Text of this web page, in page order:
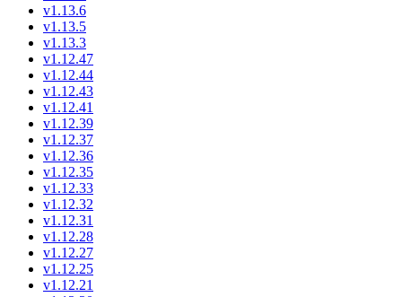
v1.13.6
v1.13.5
v1.13.3
v1.12.47
v1.12.44
v1.12.43
v1.12.41
v1.12.39
v1.12.37
v1.12.36
v1.12.35
v1.12.33
v1.12.32
v1.12.31
v1.12.28
v1.12.27
v1.12.25
v1.12.21